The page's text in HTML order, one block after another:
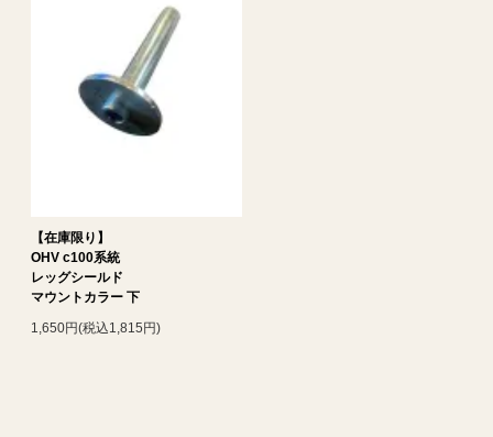
【在庫限り】
OHV c100系統
レッグシールド
マウントカラー 下
1,650円(税込1,815円)